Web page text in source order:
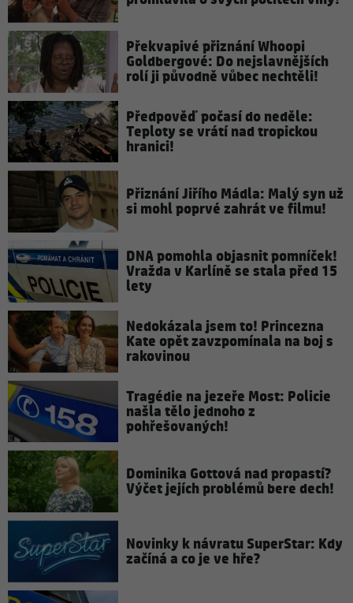
Překvapivé přiznání Whoopi
Goldbergové: Do nejslavnějších
rolí ji původně vůbec nechtěli!
Předpověď počasí do neděle:
Teploty se vrátí nad tropickou
hranici!
Přiznání Jiřího Mádla: Malý syn už
si mohl poprvé zahrát ve filmu!
DNA pomohla objasnit pomníček!
Vražda v Karlíně se stala před 15
lety
Nedokázala jsem to! Princezna
Kate opět zavzpomínala na boj s
rakovinou
Tragédie na jezeře Most: Policie
našla tělo jednoho z
pohřešovaných!
Dominika Gottová nad propastí?
Výčet jejích problémů bere dech!
Novinky k návratu SuperStar: Kdy
začíná a co je ve hře?